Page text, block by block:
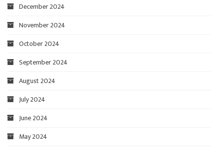
December 2024
November 2024
October 2024
September 2024
August 2024
July 2024
June 2024
May 2024